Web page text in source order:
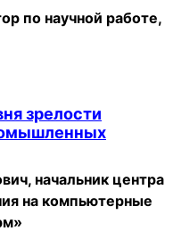
по научной работе,
зрелости
начальник центра
на компьютерные